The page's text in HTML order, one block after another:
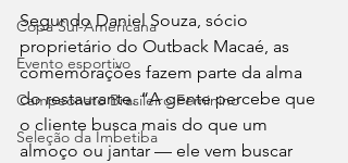
Copa Sul-Americana
Evento esportivo
Campeonato Brasileiro Feminino
Seleção da Imbetiba
Segundo Daniel Souza, sócio
proprietário do Outback Macaé, as
comemorações fazem parte da alma
do restaurante. “A gente percebe que
o cliente busca mais do que um
almoço ou jantar — ele vem buscar